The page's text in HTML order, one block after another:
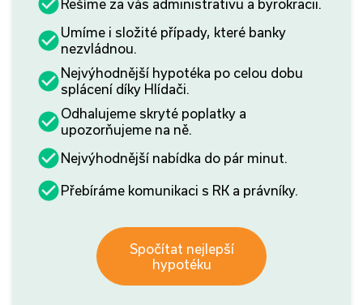
Řešíme za vás administrativu a byrokracii.
Umíme i složité případy, které banky
nezvládnou.
Nejvýhodnější hypotéka po celou dobu
splácení díky Hlídači.
Odhalujeme skryté poplatky a
upozorňujeme na ně.
Nejvýhodnější nabídka do pár minut.
Přebíráme komunikaci s RK a právníky.
Spočítat nejlepší
hypotéku